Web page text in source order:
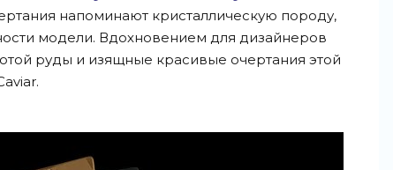
напоминают кристаллическую породу,
модели. Вдохновением для дизайнеров
руды и изящные красивые очертания этой